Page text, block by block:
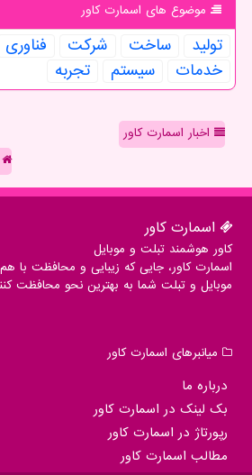
موضوع های اسمارت كاور
تولید ساخت شركت فناوری
خدمات
سیستم تجربه
اخبار اسمارت کاور
اسمارت كاور
کاور هوشمند تبلت و موبایل
اسمارت کاور، جایی که زیبایی و محافظت با
موبایل و تبلت شما به بهترین نحو محافظت
میانبرهای اسمارت كاور
درباره ما
بک لینک در اسمارت كاور
رپورتاژ در اسمارت كاور
مطالب اسمارت كاور